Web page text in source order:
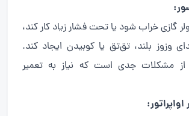
گازی خراب شود یا تحت فشار زیاد کار کند،
وزوز بلند، تق‌تق یا کوبیدن ایجاد کند.
از مشکلات جدی است که نیاز به تعمیر